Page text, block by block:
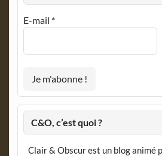
E-mail *
C&O, c’est quoi ?
Clair & Obscur est un blog animé